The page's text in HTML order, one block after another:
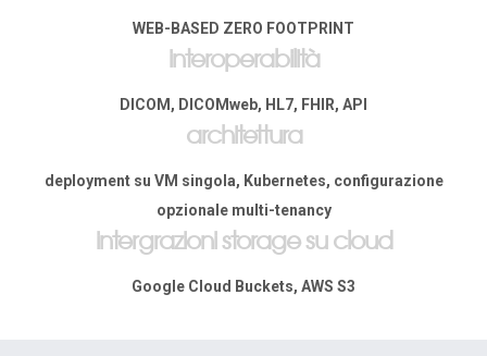
WEB-BASED ZERO FOOTPRINT
interoperabilità
DICOM, DICOMweb, HL7, FHIR, API
architettura
deployment su VM singola, Kubernetes, configurazione
opzionale multi-tenancy
intergrazioni storage su cloud
Google Cloud Buckets, AWS S3